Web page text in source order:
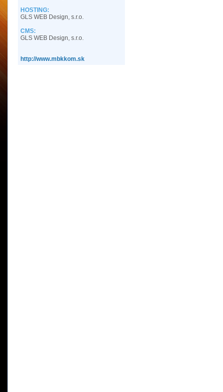
HOSTING:
GLS WEB Design, s.r.o.
CMS:
GLS WEB Design, s.r.o.
http://www.mbkkom.sk